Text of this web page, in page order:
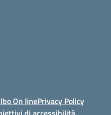
On linePrivacy Policy